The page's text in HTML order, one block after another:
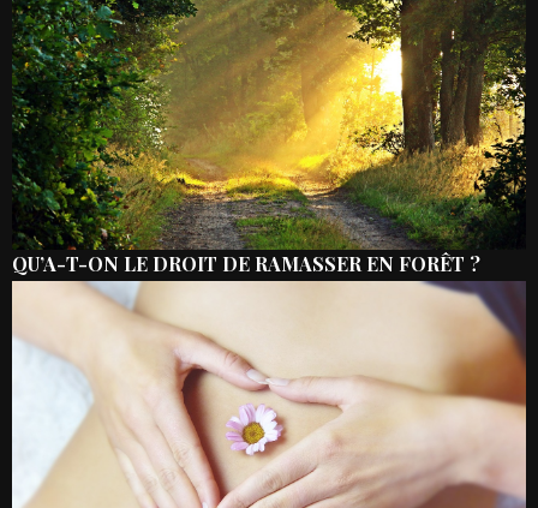
QU’A-T-ON LE DROIT DE RAMASSER EN FORÊT ?